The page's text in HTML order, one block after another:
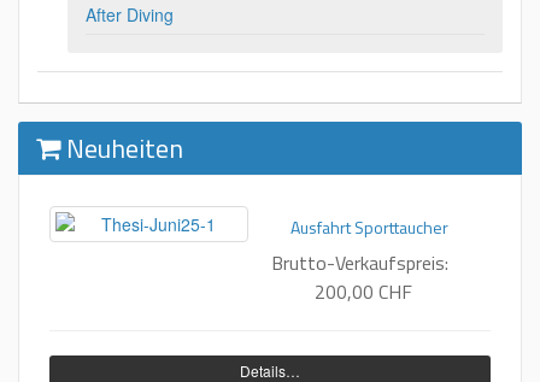
After Diving
Neuheiten
Ausfahrt Sporttaucher
Brutto-Verkaufspreis:
200,00 CHF
Details…